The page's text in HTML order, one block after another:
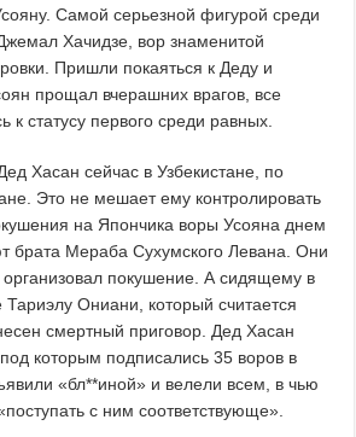
Самой серьезной фигурой среди
Хачидзе, вор знаменитой
Пришли покаяться к Деду и
прощал вчерашних врагов, все
к статусу первого среди равных.
Хасан сейчас в Узбекистане, по
Это не мешает ему контролировать
на Япончика воры Усояна днем
брата Мераба Сухумского Левана. Они
организовал покушение. А сидящему в
Ониани, который считается
смертный приговор. Дед Хасан
которым подписались 35 воров в
«бл**иной» и велели всем, в чью
с ним соответствующе».